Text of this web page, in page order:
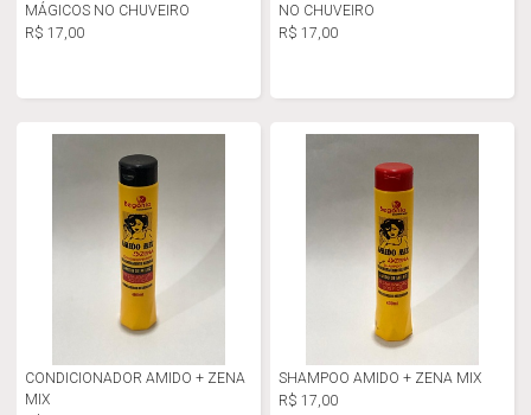
MÁGICOS NO CHUVEIRO
R$ 17,00
NO CHUVEIRO
R$ 17,00
CONDICIONADOR AMIDO + ZENA
MIX
SHAMPOO AMIDO + ZENA MIX
R$ 17,00